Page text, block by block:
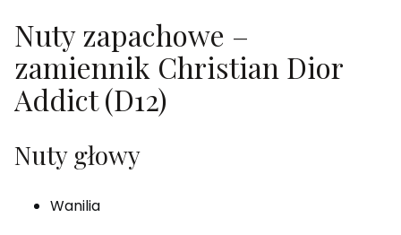
Nuty zapachowe –
zamiennik Christian Dior
Addict (D12)
Nuty głowy
Wanilia